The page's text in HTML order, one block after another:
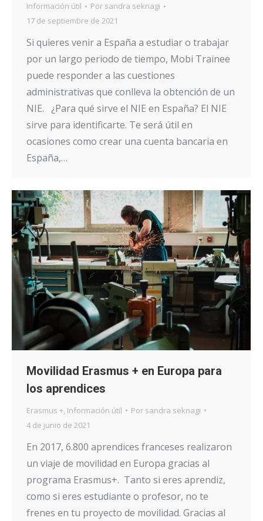
Información útil Por sandra seknagi
17 de septiembre de 2021
Si quieres venir a España a estudiar o trabajar
por un largo periodo de tiempo, Mobi Trainee
puede responder a las cuestiones
administrativas que conlleva la obtención de un
NIE. ¿Para qué sirve el NIE en España? El NIE
sirve para identificarte. Te será útil en
ocasiones como crear una cuenta bancaria en
España,…
Movilidad Erasmus + en Europa para
los aprendices
Erasmus + Información útil Por sandra seknagi
4 de junio de 2021
En 2017, 6.800 aprendices franceses realizaron
un viaje de movilidad en Europa gracias al
programa Erasmus+. Tanto si eres aprendiz,
como si eres estudiante o profesor, no te
frenes en tu proyecto de movilidad. Gracias al